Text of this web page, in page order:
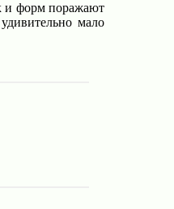
и форм поражают
мало